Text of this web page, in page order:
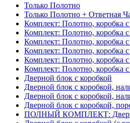
Только Полотно
Только Полотно + Ответная
Комплект: Полотно, коробка
Комплект: Полотно, коробка
Комплект: Полотно, коробка
Комплект: Полотно, коробка
Комплект: Полотно, коробка
Комплект: Полотно, коробка
Дверной блок с коробкой
Дверной блок с коробкой,
Дверной блок с коробкой,
Дверной блок с коробкой,
ПОЛНЫЙ КОМПЛЕКТ: Дверной